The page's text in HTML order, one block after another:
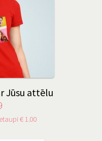
Jūsu attēlu
€ 1.00